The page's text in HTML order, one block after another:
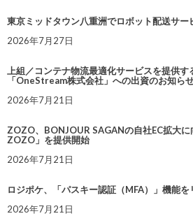
東京ミッドタウン八重洲でロボット配送サー
2026年7月27日
上組／コンテナ物流最適化サービスを提供
「OneStream株式会社」への出資のお知ら
2026年7月21日
ZOZO、BONJOUR SAGANの自社EC拡大
ZOZO」を提供開始
2026年7月21日
ロジポケ、「パスキー認証（MFA）」機能を
2026年7月21日